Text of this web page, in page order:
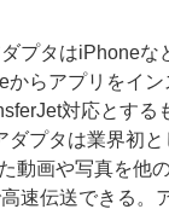
プタはiPhoneな
からアプリをイン
対応とする
ダプタは業界初
動画や写真を他
速伝送できる。